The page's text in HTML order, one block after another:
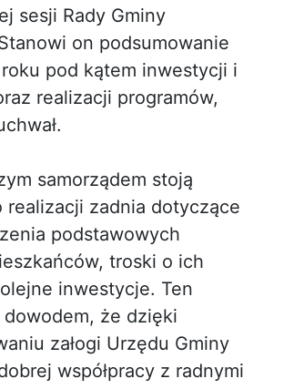
sesji Rady Gminy
on podsumowanie
roku pod kątem inwestycji i
realizacji programów,
samorządem stoją
realizacji zadnia dotyczące
podstawowych
troski o ich
inwestycje. Ten
że dzięki
załogi Urzędu Gminy
współpracy z radnymi